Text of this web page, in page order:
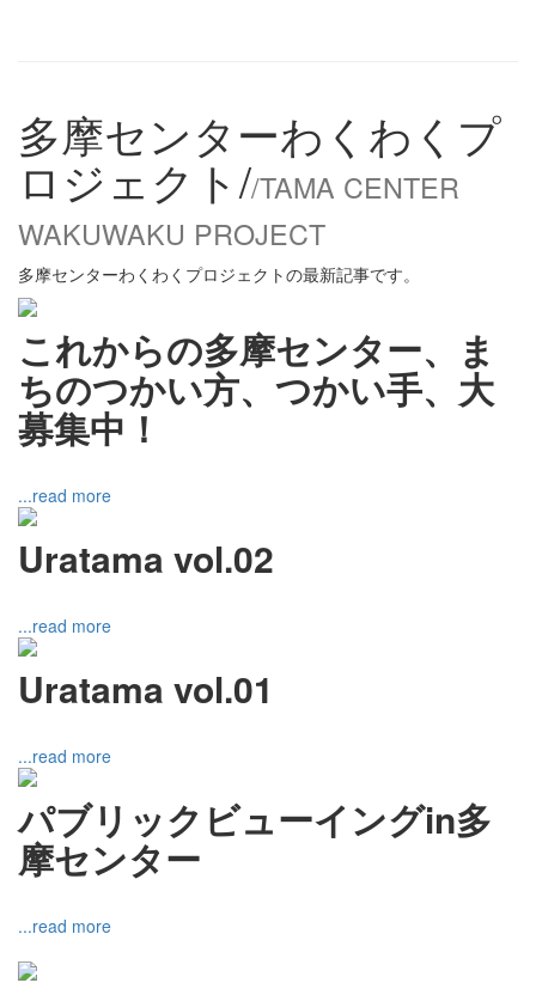
多摩センターわくわくプ
ロジェクト//TAMA CENTER
WAKUWAKU PROJECT
多摩センターわくわくプロジェクトの最新記事です。
これからの多摩センター、ま
ちのつかい方、つかい手、大
募集中！
...read more
Uratama vol.02
...read more
Uratama vol.01
...read more
パブリックビューイングin多
摩センター
...read more